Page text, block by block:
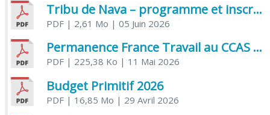
Tribu de Nava – programme et inscriptions été 2026
PDF| 2,61 Mo | 05 Juin 2026
Permanence France Travail au CCAS de Saujon Juin 2026
PDF| 225,38 Ko | 11 Mai 2026
Budget Primitif 2026
PDF| 16,85 Mo | 29 Avril 2026